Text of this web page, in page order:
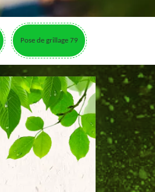
Pose de grillage 79